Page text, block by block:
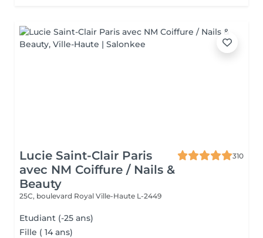
Lucie Saint-Clair Paris
avec NM Coiffure / Nails &
Beauty
310
25C, boulevard Royal Ville-Haute L-2449
Etudiant (-25 ans)
Fille ( 14 ans)